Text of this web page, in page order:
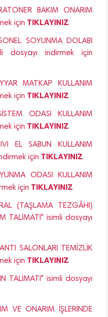
BAKIM ONARIM
için TIKLAYINIZ
SOYUNMA DOLABI
dosyayı indirmek için
MATKAP KULLANIM
için TIKLAYINIZ
ODASI KULLANIM
için TIKLAYINIZ
EL SABUN KULLANIM
için TIKLAYINIZ
ODASI KULLANIM
için TIKLAYINIZ
(TAŞLAMA TEZGÂHI)
TALİMATI" isimli dosyayı
SALONLARI TEMİZLİK
için TIKLAYINIZ
TALİMATI" isimli dosyayı
VE ONARIM İŞLERİNDE